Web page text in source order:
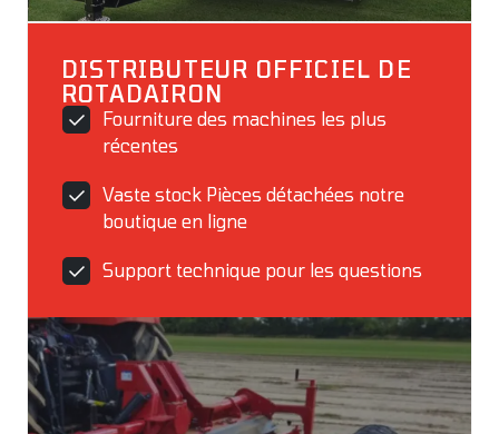
DISTRIBUTEUR OFFICIEL DE
ROTADAIRON
Fourniture des machines les plus
récentes
Vaste stock Pièces détachées notre
boutique en ligne
Support technique pour les questions